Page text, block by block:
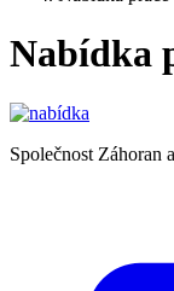
Nabídka
Společnost Záhoran